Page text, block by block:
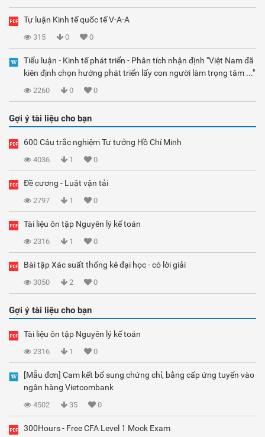
Tự luận Kinh tế quốc tế V-A-A
315 0 0
Tiểu luận - Kinh tế phát triển - Phân tích nhận định "Việt Nam đã
kiên định chọn hướng phát triển lấy con người làm trọng tâm ..."
2260 0 0
Gợi ý tài liệu cho bạn
600 Câu trắc nghiệm Tư tưởng Hồ Chí Minh
4036 1 0
Đề cương - Luật vận tải
2797 1 0
Tài liệu ôn tập Nguyên lý kế toán
2316 1 0
Bài tập Xác suất thống kê đại học - có lời giải
3050 2 0
Gợi ý tài liệu cho bạn
Tài liệu ôn tập Nguyên lý kế toán
2316 1 0
[Mẫu đơn] Cam kết bổ sung chứng chỉ, bằng cấp ứng tuyển vào
ngân hàng Vietcombank
4502 35 0
300Hours - Free CFA Level 1 Mock Exam